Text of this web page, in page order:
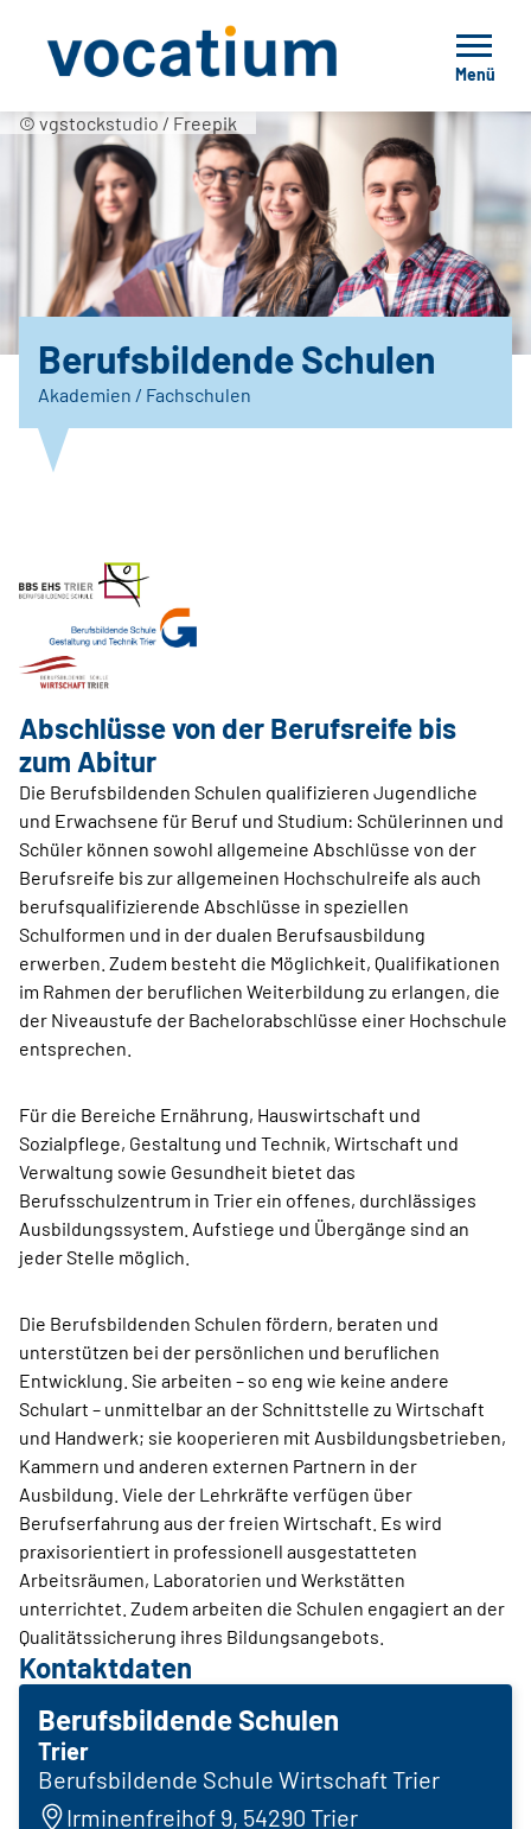
Menü
© vgstockstudio / Freepik
Berufsbildende Schulen
Akademien / Fachschulen
Abschlüsse von der Berufsreife bis
zum Abitur
Die Berufsbildenden Schulen qualifizieren Jugendliche
und Erwachsene für Beruf und Studium: Schülerinnen und
Schüler können sowohl allgemeine Abschlüsse von der
Berufsreife bis zur allgemeinen Hochschulreife als auch
berufsqualifizierende Abschlüsse in speziellen
Schulformen und in der dualen Berufsausbildung
erwerben. Zudem besteht die Möglichkeit, Qualifikationen
im Rahmen der beruflichen Weiterbildung zu erlangen, die
der Niveaustufe der Bachelorabschlüsse einer Hochschule
entsprechen.
Für die Bereiche Ernährung, Hauswirtschaft und
Sozialpflege, Gestaltung und Technik, Wirtschaft und
Verwaltung sowie Gesundheit bietet das
Berufsschulzentrum in Trier ein offenes, durchlässiges
Ausbildungssystem. Aufstiege und Übergänge sind an
jeder Stelle möglich.
Die Berufsbildenden Schulen fördern, beraten und
unterstützen bei der persönlichen und beruflichen
Entwicklung. Sie arbeiten – so eng wie keine andere
Schulart – unmittelbar an der Schnittstelle zu Wirtschaft
und Handwerk; sie kooperieren mit Ausbildungsbetrieben,
Kammern und anderen externen Partnern in der
Ausbildung. Viele der Lehrkräfte verfügen über
Berufserfahrung aus der freien Wirtschaft. Es wird
praxisorientiert in professionell ausgestatteten
Arbeitsräumen, Laboratorien und Werkstätten
unterrichtet. Zudem arbeiten die Schulen engagiert an der
Qualitätssicherung ihres Bildungsangebots.
Kontaktdaten
Berufsbildende Schulen
Trier
Berufsbildende Schule Wirtschaft Trier
Irminenfreihof 9, 54290 Trier